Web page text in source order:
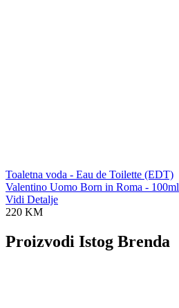
Toaletna voda - Eau de Toilette (EDT)
Valentino Uomo Born in Roma - 100ml
Vidi Detalje
220 KM
Proizvodi Istog Brenda